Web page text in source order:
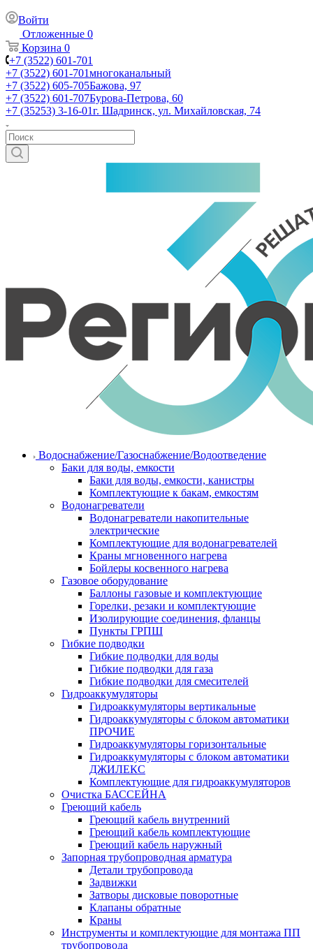
Войти
Отложенные 0
Корзина 0
+7 (3522) 601-701
+7 (3522) 601-701многоканальный
+7 (3522) 605-705Бажова, 97
+7 (3522) 601-707Бурова-Петрова, 60
+7 (35253) 3-16-01г. Шадринск, ул. Михайловская, 74
Водоснабжение/Газоснабжение/Водоотведение
Баки для воды, емкости
Баки для воды, емкости, канистры
Комплектующие к бакам, емкостям
Водонагреватели
Водонагреватели накопительные
электрические
Комплектующие для водонагревателей
Краны мгновенного нагрева
Бойлеры косвенного нагрева
Газовое оборудование
Баллоны газовые и комплектующие
Горелки, резаки и комплектующие
Изолирующие соединения, фланцы
Пункты ГРПШ
Гибкие подводки
Гибкие подводки для воды
Гибкие подводки для газа
Гибкие подводки для смесителей
Гидроаккумуляторы
Гидроаккумуляторы вертикальные
Гидроаккумуляторы с блоком автоматики
ПРОЧИЕ
Гидроаккумуляторы горизонтальные
Гидроаккумуляторы с блоком автоматики
ДЖИЛЕКС
Комплектующие для гидроаккумуляторов
Очистка БАССЕЙНА
Греющий кабель
Греющий кабель внутренний
Греющий кабель комплектующие
Греющий кабель наружный
Запорная трубопроводная арматура
Детали трубопровода
Задвижки
Затворы дисковые поворотные
Клапаны обратные
Краны
Инструменты и комплектующие для монтажа ПП
трубопровода